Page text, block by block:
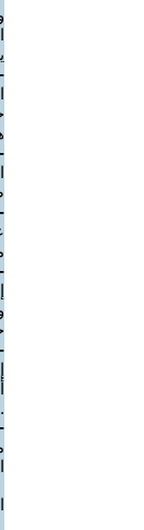
-
-
-
-
-
-